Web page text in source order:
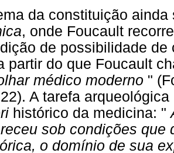
da constituição
, onde Foucault
de possibilidade
partir do que Foucault
médico moderno "
A tarefa
histórico da medicina: "
sob condições que
o domínio de sua